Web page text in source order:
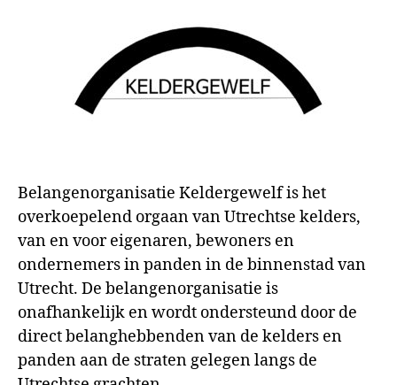
Belangenorganisatie Keldergewelf is het
overkoepelend orgaan van Utrechtse kelders,
van en voor eigenaren, bewoners en
ondernemers in panden in de binnenstad van
Utrecht. De belangenorganisatie is
onafhankelijk en wordt ondersteund door de
direct belanghebbenden van de kelders en
panden aan de straten gelegen langs de